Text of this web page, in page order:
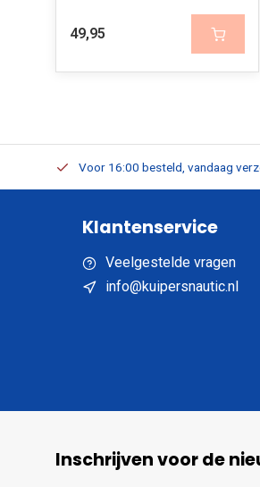
49,95
Voor 16:00 besteld, vandaag
Klantenservice
Veelgestelde vragen
info@kuipersnautic.nl
Inschrijven voor de